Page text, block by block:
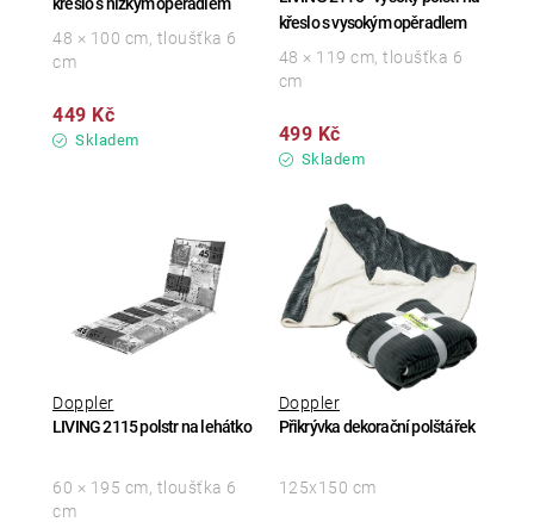
Skladem
449 Kč
48 × 100 cm, tloušťka 6
cm
křeslo s vysokým opěradlem
Skladem
499 Kč
48 × 119 cm, tloušťka 6
cm
LIVING 2115 polstr na lehátko
Doppler
60 × 195 cm, tloušťka 6
cm
Přikrývka dekorační polštářek
Doppler
125x150 cm